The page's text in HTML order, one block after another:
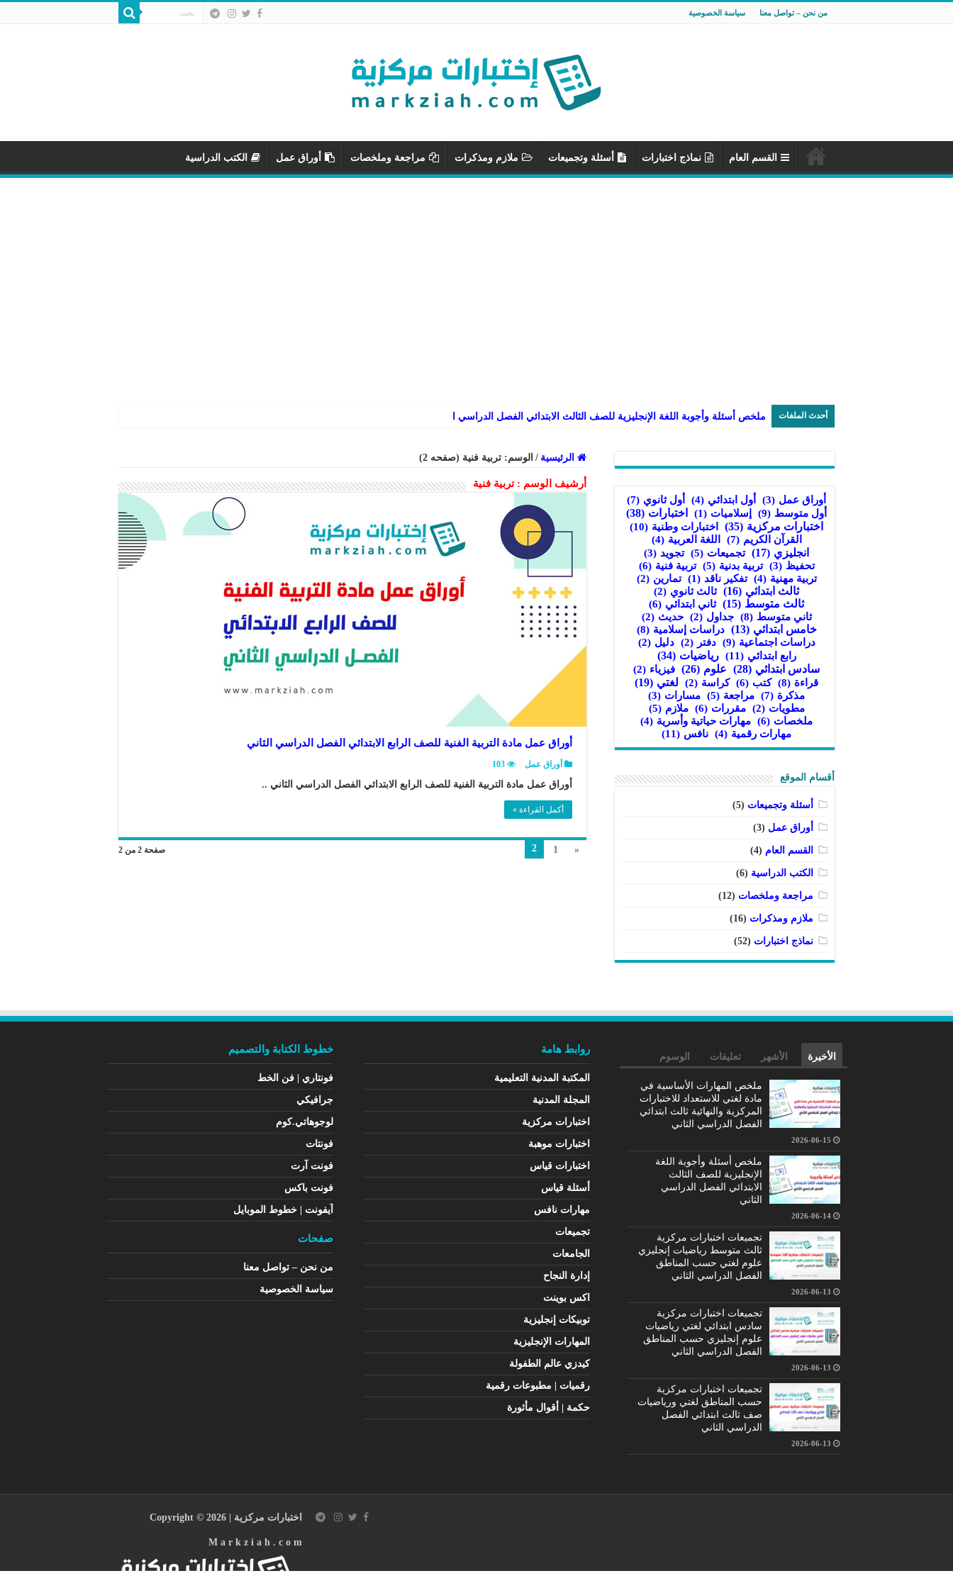
من نحن – تواصل معنا سياسة الخصوصية
القسم العام نماذج اختبارات أسئلة وتجميعات ملازم ومذكرات مراجعة وملخصات أوراق عمل الكتب الدراسية
أحدث الملفات
الرئيسية / الوسم: تربية فنية (صفحه 2)
أرشيف الوسم :تربية فنية
أوراق عمل مادة التربية الفنية للصف الرابع الابتدائي الفصل الدراسي الثاني
أوراق عمل 103
أوراق عمل مادة التربية الفنية للصف الرابع الابتدائي الفصل الدراسي الثاني ..
أكمل القراءة »
صفحة 2 من 2 «
1
2
أوراق عمل (3) أول ابتدائي (4) أول ثانوي (7)
أول متوسط (9) إسلاميات (1) اختبارات (38)
اختبارات مركزية (35) اختبارات وطنية (10)
القرآن الكريم (7) اللغة العربية (4)
انجليزي (17) تجميعات (5) تجويد (3)
تحفيظ (3) تربية بدنية (5) تربية فنية (6)
تربية مهنية (4) تفكير ناقد (1) تمارين (2)
ثالث ابتدائي (16) ثالث ثانوي (2)
ثالث متوسط (15) ثاني ابتدائي (6)
ثاني متوسط (8) جداول (2) حديث (2)
خامس ابتدائي (13) دراسات إسلامية (8)
دراسات اجتماعية (9) دفتر (2) دليل (2)
رابع ابتدائي (11) رياضيات (34)
سادس ابتدائي (28) علوم (26) فيزياء (2)
قراءة (8) كتب (6) كراسة (2) لغتي (19)
مذكرة (7) مراجعة (5) مسارات (3)
مطويات (2) مقررات (6) ملازم (5)
ملخصات (6) مهارات حياتية وأسرية (4)
مهارات رقمية (4) نافس (11)
أقسام الموقع
أسئلة وتجميعات (5)
أوراق عمل (3)
القسم العام (4)
الكتب الدراسية (6)
مراجعة وملخصات (12)
ملازم ومذكرات (16)
نماذج اختبارات (52)
الأخيرة الأشهر تعليقات الوسوم
ملخص المهارات الأساسية في
مادة لغتي للاستعداد للاختبارات
المركزية والنهائية ثالث ابتدائي
الفصل الدراسي الثاني
2026-06-15
ملخص أسئلة وأجوبة اللغة
الإنجليزية للصف الثالث
الابتدائي الفصل الدراسي
الثاني
2026-06-14
تجميعات اختبارات مركزية
ثالث متوسط رياضيات إنجليزي
علوم لغتي حسب المناطق
الفصل الدراسي الثاني
2026-06-13
تجميعات اختبارات مركزية
سادس ابتدائي لغتي رياضيات
علوم إنجليزي حسب المناطق
الفصل الدراسي الثاني
2026-06-13
تجميعات اختبارات مركزية
حسب المناطق لغتي ورياضيات
صف ثالث ابتدائي الفصل
الدراسي الثاني
2026-06-13
روابط هامة
المكتبة المدنية التعليمية
المجلة المدنية
اختبارات مركزية
اختبارات موهبة
اختبارات قياس
أسئلة قياس
مهارات نافس
تجميعات
الجامعات
إدارة النجاح
اكس بوينت
توبيكات إنجليزية
المهارات الإنجليزية
كيدزي عالم الطفولة
رقميات | مطبوعات رقمية
حكمة | أقوال مأثورة
خطوط الكتابة والتصميم
فونتاري | فن الخط
جرافيكي
لوجوهاتي.كوم
فونتات
فونت آرت
فونت باكس
آيفونت | خطوط الموبايل
صفحات
من نحن – تواصل معنا
سياسة الخصوصية
اختبارات مركزية
M a r k z i a h . c o m